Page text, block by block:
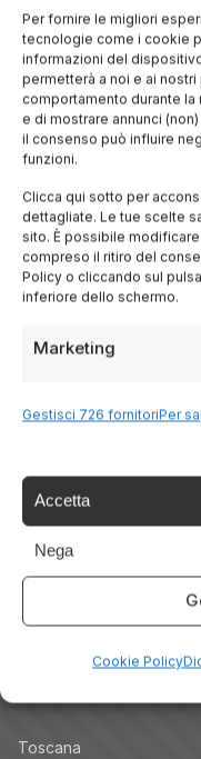
Per fornire le migliori
tecnologie come i cookie
informazioni del
permetterà a noi e ai
comportamento durante
e di mostrare annunci
il consenso può influire
funzioni.
Clicca qui sotto per
dettagliate. Le tue scelte
sito. È possibile
compreso il ritiro del
Policy o cliccando sul
inferiore dello schermo.
Marketing
Gestisci 726 fornitoriPer
Accetta
Nega
Cookie Policy
Cookie Policy
Termini di Servizio
Sitemap
Servizi
Hotel
Voli
Noleggio Auto
Tour
Blog
Toscana